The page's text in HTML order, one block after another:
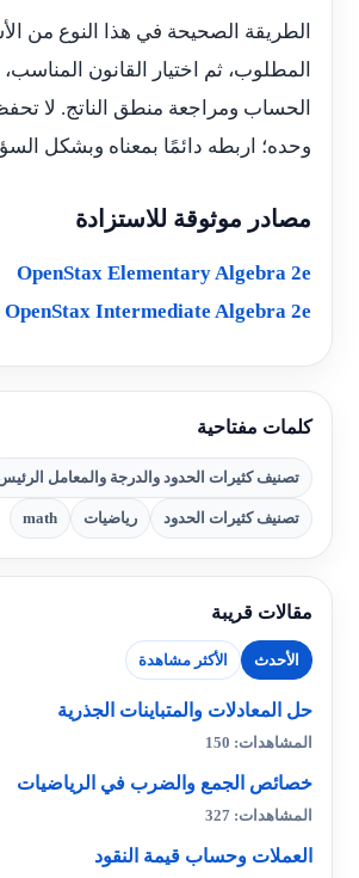
الطريقة الصحيحة في هذا النوع من
المطلوب، ثم اختيار القانون المناسب،
الحساب ومراجعة منطق الناتج. لا
وحده؛ اربطه دائمًا بمعناه وبشكل
مصادر موثوقة للاستزادة
OpenStax Elementary Algebra 2e
OpenStax Intermediate Algebra 2e
كلمات مفتاحية
تصنيف كثيرات الحدود والدرجة والمعامل الرئيس
تصنيف كثيرات الحدود رياضيات math
مقالات قريبة
الأحدث الأكثر مشاهدة
حل المعادلات والمتباينات الجذرية
المشاهدات: 150
خصائص الجمع والضرب في الرياضيات
المشاهدات: 327
العملات وحساب قيمة النقود